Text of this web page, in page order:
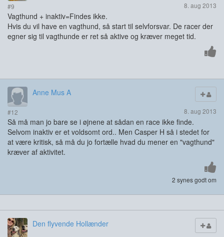
#9 8. aug 2013
Vagthund + inaktiv=Findes ikke.
Hvis du vil have en vagthund, så start til selvforsvar. De racer der
egner sig til vagthunde er ret så aktive og kræver meget tid.
Anne Mus A
#12 8. aug 2013
Så må man jo bare se i øjnene at sådan en race ikke finde.
Selvom inaktiv er et voldsomt ord.. Men Casper H så i stedet for
at være kritisk, så må du jo fortælle hvad du mener en "vagthund"
kræver af aktivitet.
2 synes godt om
Den flyvende Hollænder